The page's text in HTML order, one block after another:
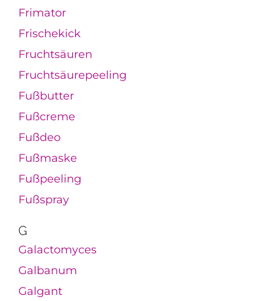
Frimator
Frischekick
Fruchtsäuren
Fruchtsäurepeeling
Fußbutter
Fußcreme
Fußdeo
Fußmaske
Fußpeeling
Fußspray
G
Galactomyces
Galbanum
Galgant